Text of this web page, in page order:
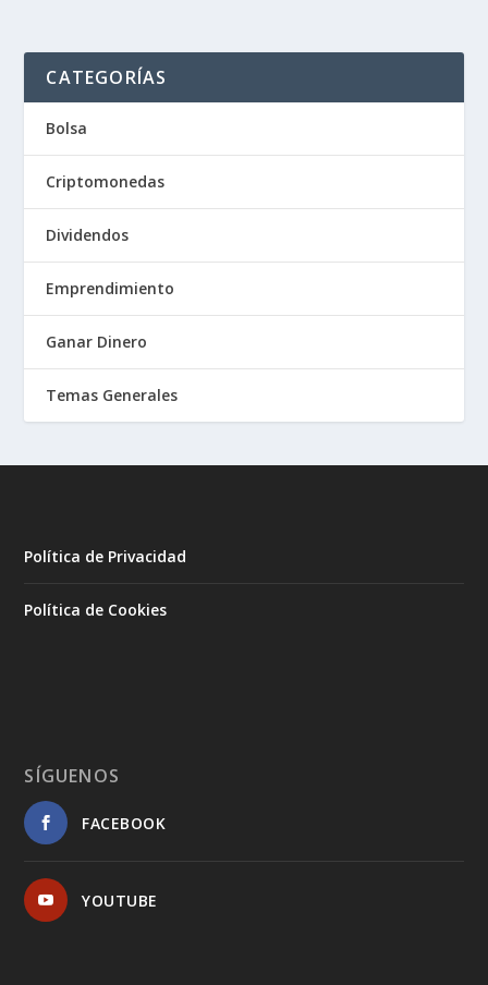
CATEGORÍAS
Bolsa
Criptomonedas
Dividendos
Emprendimiento
Ganar Dinero
Temas Generales
Política de Privacidad
Política de Cookies
SÍGUENOS
FACEBOOK
YOUTUBE